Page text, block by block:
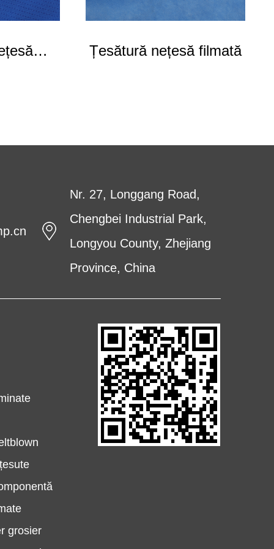
Țesătură nețesă filmată
Nr. 27, Longgang Road,
Chengbei Industrial Park,
Longyou County, Zhejiang
Province, China
grosier